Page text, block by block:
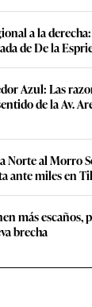
a la
de De la
Azul: Las
de la Av.
Norte al Morro
ante miles en
más escaños,
brecha